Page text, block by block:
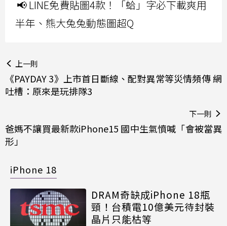
📢 LINE免費貼圖4款！「蛤」字必下載爽用
半年、熊大兔兔動態圖超Q
上一則
《PAYDAY 3》上市首日斷線、配對異常等災情頻傳 網
吐槽：原來是玩排隊3
下一則
爸媽不讓買最新款iPhone15 國中生氣憤喊「會被當異
形」
iPhone 18
DRAM奇缺成iPhone 18瓶
頸！台積電10億美元待封裝
晶片只能枯等